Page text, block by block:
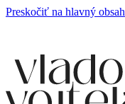
Preskočiť na hlavný obsah